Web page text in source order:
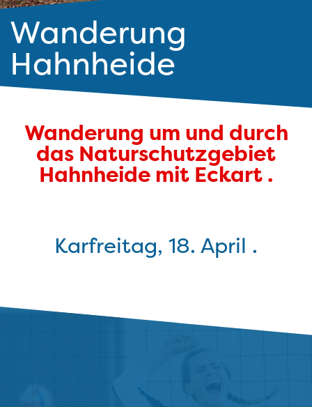
Wanderung
Hahnheide
Wanderung um und durch
das Naturschutzgebiet
Hahnheide mit Eckart .
Karfreitag, 18. April .